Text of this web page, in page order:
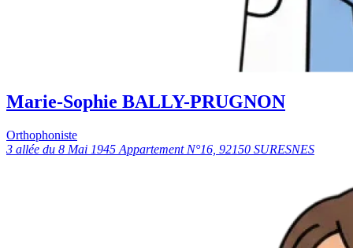
Marie-Sophie BALLY-PRUGNON
Orthophoniste
3 allée du 8 Mai 1945 Appartement N°16, 92150 SURESNES